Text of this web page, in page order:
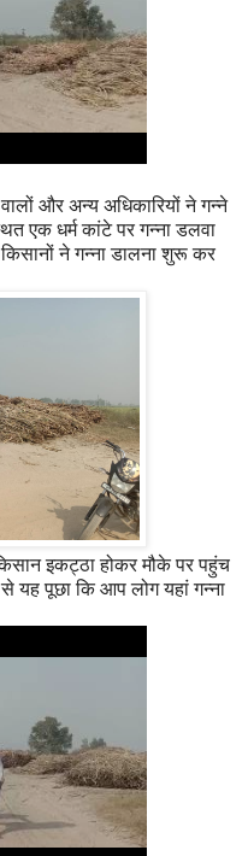
और अन्य अधिकारियों ने गन्ने
एक धर्म कांटे पर गन्ना डलवा
ने गन्ना डालना शुरू कर
इकट्ठा होकर मौके पर पहुंच
यह पूछा कि आप लोग यहां गन्ना